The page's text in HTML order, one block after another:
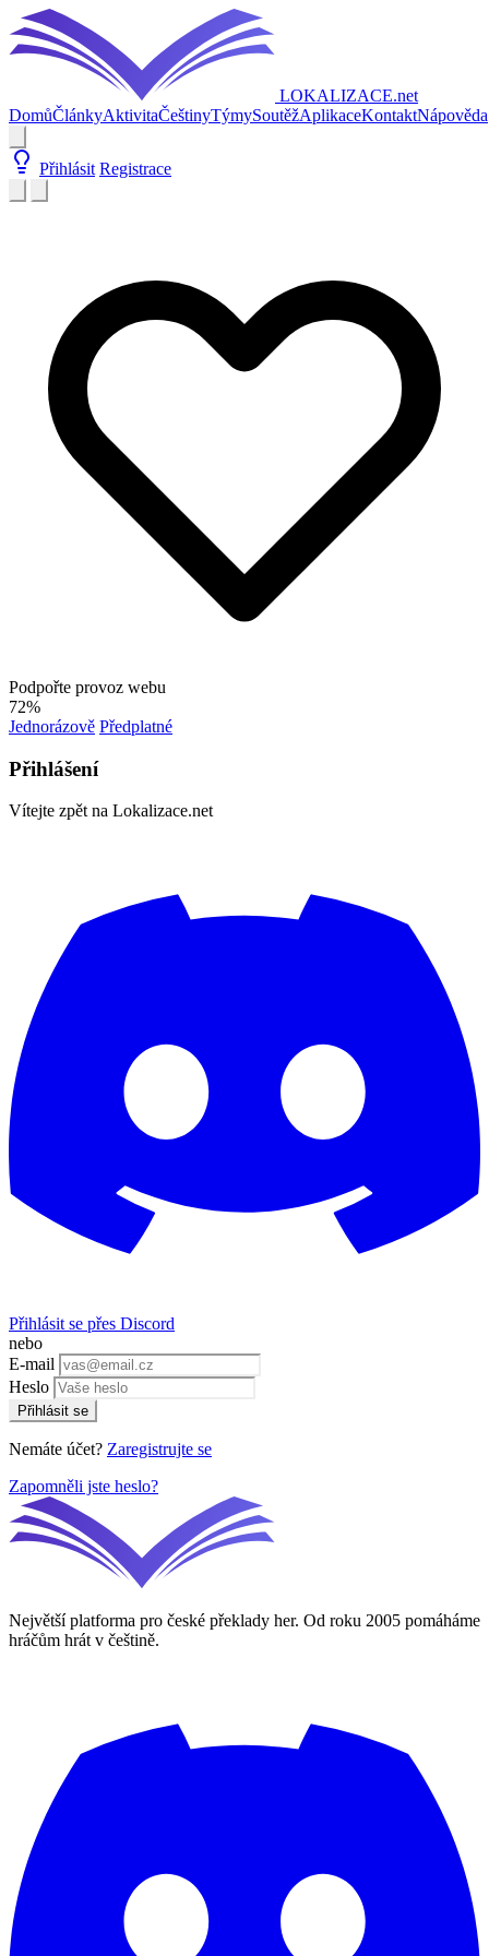
LOKALIZACE.net
DomůČlánkyAktivitaČeštinyTýmySoutěžAplikaceKontaktNápověda
Přihlásit Registrace
Podpořte provoz webu
72%
Jednorázově Předplatné
Přihlášení
Vítejte zpět na Lokalizace.net
Přihlásit se přes Discord
nebo
E-mail
Heslo
Přihlásit se
Nemáte účet? Zaregistrujte se
Zapomněli jste heslo?
Největší platforma pro české překlady her. Od roku 2005 pomáháme
hráčům hrát v češtině.